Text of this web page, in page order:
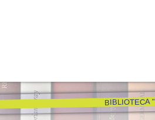
BIBLIOTECA